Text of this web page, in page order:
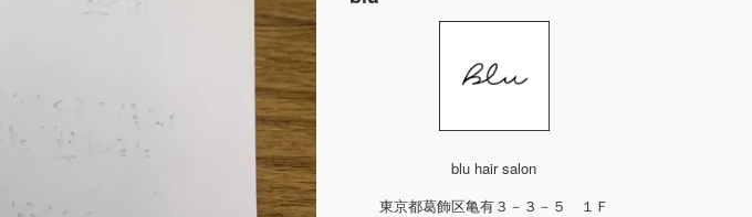
blu hair salon
東京都葛飾区亀有３－３－５ １Ｆ